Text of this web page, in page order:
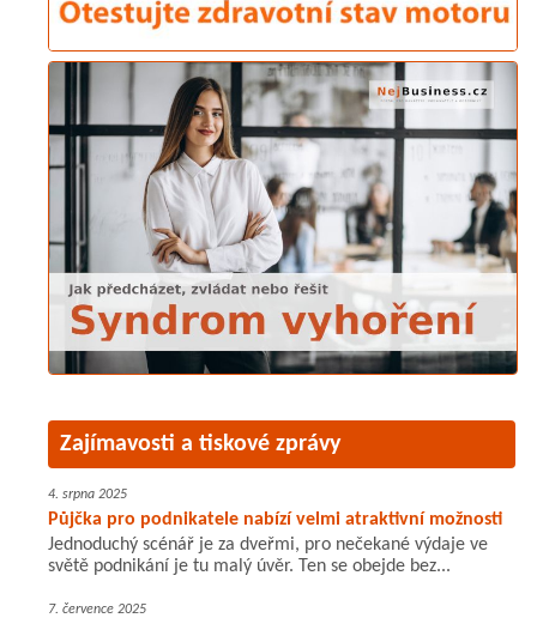
Zajímavosti a tiskové zprávy
4. srpna 2025
Půjčka pro podnikatele nabízí velmi atraktivní možnosti
Jednoduchý scénář je za dveřmi, pro nečekané výdaje ve
světě podnikání je tu malý úvěr. Ten se obejde bez...
7. července 2025